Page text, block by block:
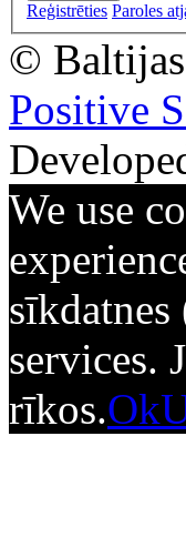
Reģistrēties Paroles
©
Positive
We use
services.
rīkos.Ok